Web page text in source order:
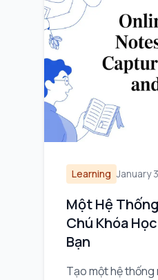
Learning January
Một Hệ
Chú Khóa
Bạn
Tạo một hệ thống